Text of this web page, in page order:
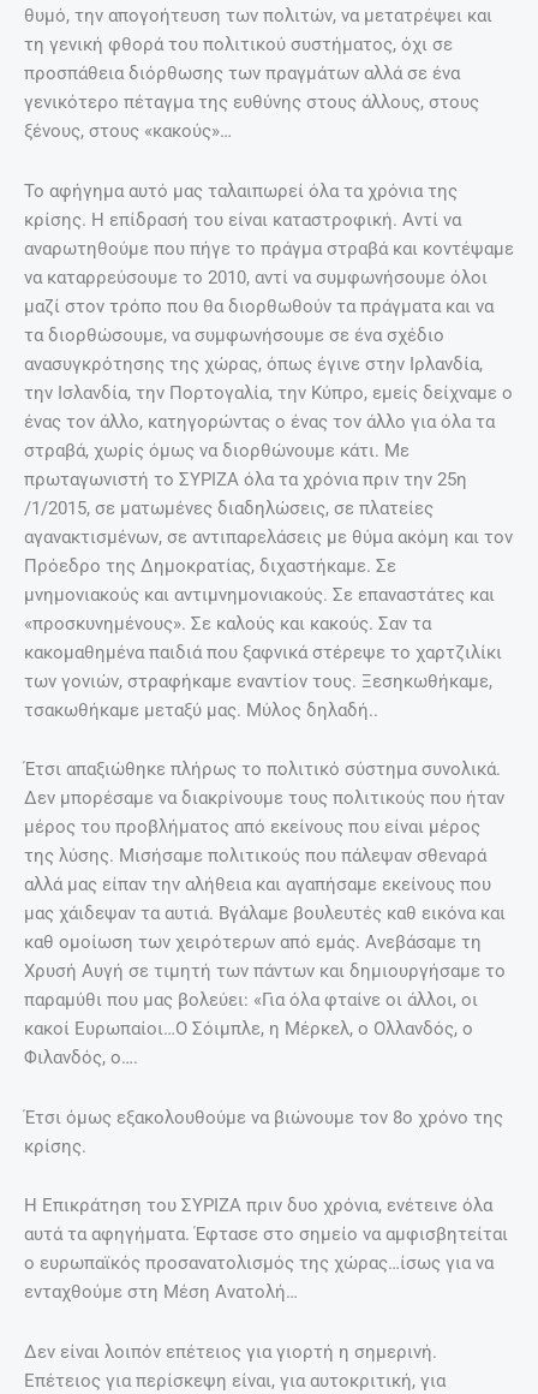
θυμό, την απογοήτευση των πολιτών, να μετατρέψει και
τη γενική φθορά του πολιτικού συστήματος, όχι σε
προσπάθεια διόρθωσης των πραγμάτων αλλά σε ένα
γενικότερο πέταγμα της ευθύνης στους άλλους, στους
ξένους, στους «κακούς»…
Το αφήγημα αυτό μας ταλαιπωρεί όλα τα χρόνια της
κρίσης. Η επίδρασή του είναι καταστροφική. Αντί να
αναρωτηθούμε που πήγε το πράγμα στραβά και κοντέψαμε
να καταρρεύσουμε το 2010, αντί να συμφωνήσουμε όλοι
μαζί στον τρόπο που θα διορθωθούν τα πράγματα και να
τα διορθώσουμε, να συμφωνήσουμε σε ένα σχέδιο
ανασυγκρότησης της χώρας, όπως έγινε στην Ιρλανδία,
την Ισλανδία, την Πορτογαλία, την Κύπρο, εμείς δείχναμε ο
ένας τον άλλο, κατηγορώντας ο ένας τον άλλο για όλα τα
στραβά, χωρίς όμως να διορθώνουμε κάτι. Με
πρωταγωνιστή το ΣΥΡΙΖΑ όλα τα χρόνια πριν την 25η
/1/2015, σε ματωμένες διαδηλώσεις, σε πλατείες
αγανακτισμένων, σε αντιπαρελάσεις με θύμα ακόμη και τον
Πρόεδρο της Δημοκρατίας, διχαστήκαμε. Σε
μνημονιακούς και αντιμνημονιακούς. Σε επαναστάτες και
«προσκυνημένους». Σε καλούς και κακούς. Σαν τα
κακομαθημένα παιδιά που ξαφνικά στέρεψε το χαρτζιλίκι
των γονιών, στραφήκαμε εναντίον τους. Ξεσηκωθήκαμε,
τσακωθήκαμε μεταξύ μας. Μύλος δηλαδή..
Έτσι απαξιώθηκε πλήρως το πολιτικό σύστημα συνολικά.
Δεν μπορέσαμε να διακρίνουμε τους πολιτικούς που ήταν
μέρος του προβλήματος από εκείνους που είναι μέρος
της λύσης. Μισήσαμε πολιτικούς που πάλεψαν σθεναρά
αλλά μας είπαν την αλήθεια και αγαπήσαμε εκείνους που
μας χάιδεψαν τα αυτιά. Βγάλαμε βουλευτές καθ εικόνα και
καθ ομοίωση των χειρότερων από εμάς. Ανεβάσαμε τη
Χρυσή Αυγή σε τιμητή των πάντων και δημιουργήσαμε το
παραμύθι που μας βολεύει: «Για όλα φταίνε οι άλλοι, οι
κακοί Ευρωπαίοι…Ο Σόιμπλε, η Μέρκελ, ο Ολλανδός, ο
Φιλανδός, ο….
Έτσι όμως εξακολουθούμε να βιώνουμε τον 8ο χρόνο της
κρίσης.
Η Επικράτηση του ΣΥΡΙΖΑ πριν δυο χρόνια, ενέτεινε όλα
αυτά τα αφηγήματα. Έφτασε στο σημείο να αμφισβητείται
ο ευρωπαϊκός προσανατολισμός της χώρας…ίσως για να
ενταχθούμε στη Μέση Ανατολή…
Δεν είναι λοιπόν επέτειος για γιορτή η σημερινή.
Επέτειος για περίσκεψη είναι, για αυτοκριτική, για